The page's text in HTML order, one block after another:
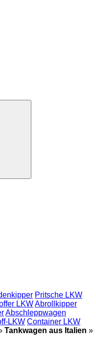
Pritsche LKW
LKWAbrollkipper
Abschleppwagen
LKW Container LKW
Tankwagen aus Italien »